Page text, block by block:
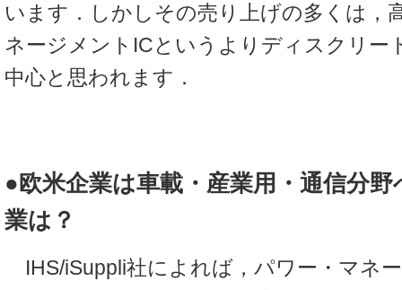
います．しかしその売り上げの多くは，
ネージメントICというよりディスクリー
中心と思われます．
●欧米企業は車載・産業用・通信分
業は？
IHS/iSuppli社によれば，パワー・マネ